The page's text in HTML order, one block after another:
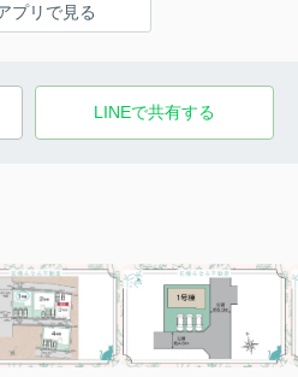
プリで見る
LINEで共有する